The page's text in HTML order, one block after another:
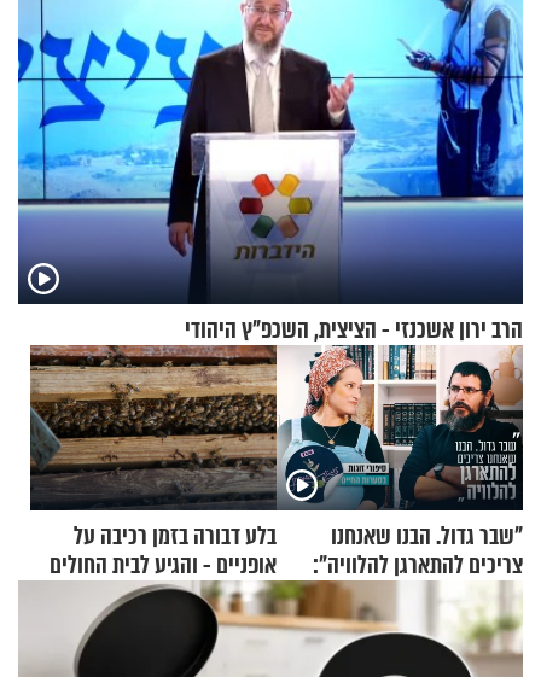
הרב ירון אשכנזי - הציצית, השכפ"ץ היהודי
"שבר גדול. הבנו שאנחנו
צריכים להתארגן להלוויה":
זוגיות במבחן, הפעם עם מרים
וגד דנינו
בלע דבורה בזמן רכיבה על
אופניים - והגיע לבית החולים
במצב מסכן חיים